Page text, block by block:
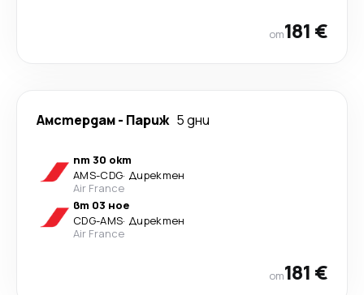
от181 €
Амстердам- Париж 5 дни
пт 30 окт
AMS-CDG· Директен
Air France
вт 03 ное
CDG-AMS· Директен
Air France
от181 €